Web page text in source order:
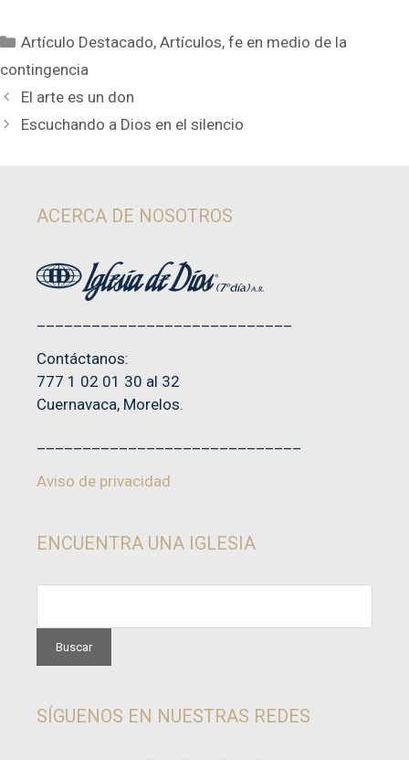
Categorías
Artículo Destacado,Artículos,fe en medio de la
contingencia
El arte es un don
Escuchando a Dios en el silencio
ACERCA DE NOSOTROS
Contáctanos:
777 1 02 01 30 al 32
Cuernavaca, Morelos.
Aviso de privacidad
ENCUENTRA UNA IGLESIA
SÍGUENOS EN NUESTRAS REDES